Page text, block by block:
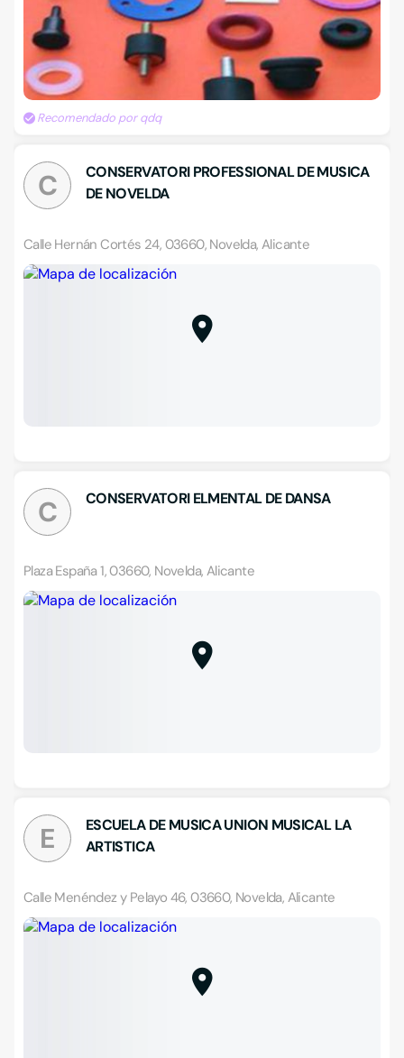
Recomendado por qdq
C
CONSERVATORI PROFESSIONAL DE MUSICA
DE NOVELDA
Calle Hernán Cortés 24, 03660, Novelda, Alicante
C CONSERVATORI ELMENTAL DE DANSA
Plaza España 1, 03660, Novelda, Alicante
E
ESCUELA DE MUSICA UNION MUSICAL LA
ARTISTICA
Calle Menéndez y Pelayo 46, 03660, Novelda, Alicante